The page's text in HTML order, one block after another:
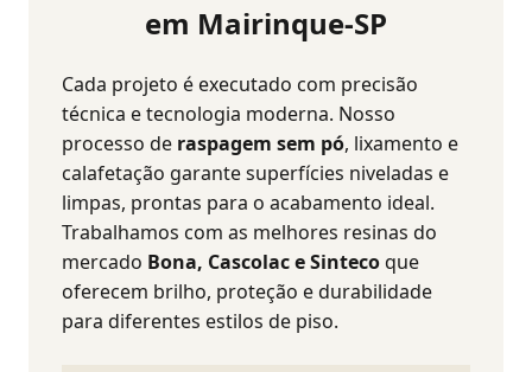
em Mairinque-SP
Cada projeto é executado com precisão
técnica e tecnologia moderna. Nosso
processo de raspagem sem pó, lixamento e
calafetação garante superfícies niveladas e
limpas, prontas para o acabamento ideal.
Trabalhamos com as melhores resinas do
mercado Bona, Cascolac e Sintecoque
oferecem brilho, proteção e durabilidade
para diferentes estilos de piso.